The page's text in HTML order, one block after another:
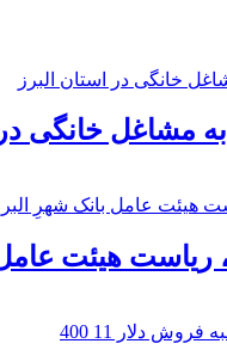
مشاغل خانگی در
هیئت عامل